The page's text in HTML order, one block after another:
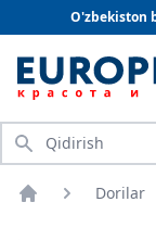
O'zbekiston
Qidirish
Dorilar